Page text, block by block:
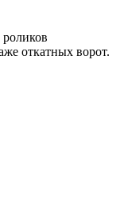
откатных ворот.